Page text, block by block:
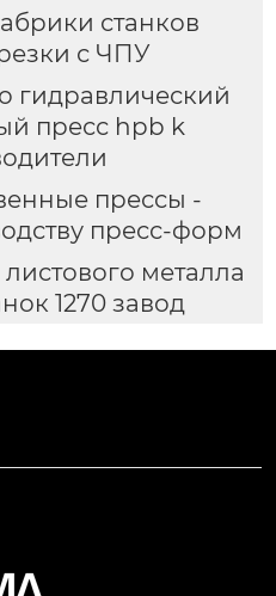
станков
с ЧПУ
гидравлический
пресс hpb k
прессы -
пресс-форм
металла
1270 завод